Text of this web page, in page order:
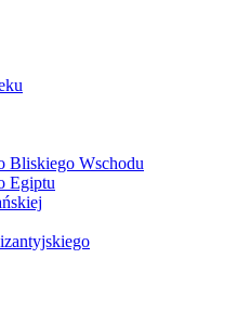
Bliskiego Wschodu
Egiptu